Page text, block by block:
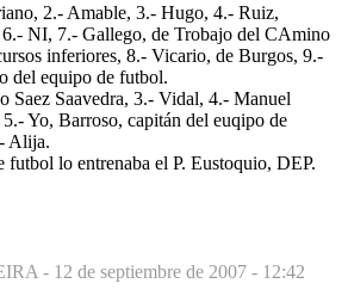
2.- Amable, 3.- Hugo, 4.- Ruiz,
NI, 7.- Gallego, de Trobajo del CAmino
inferiores, 8.- Vicario, de Burgos, 9.-
del equipo de futbol.
Saez Saavedra, 3.- Vidal, 4.- Manuel
Yo, Barroso, capitán del euqipo de
Alija.
futbol lo entrenaba el P. Eustoquio, DEP.
- 12 de septiembre de 2007 - 12:42